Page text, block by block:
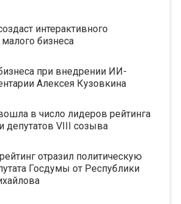
интерактивного
малого бизнеса
при внедрении ИИ-
Алексея Кузовкина
в число лидеров рейтинга
депутатов VIII созыва
отразил политическую
Госдумы от Республики